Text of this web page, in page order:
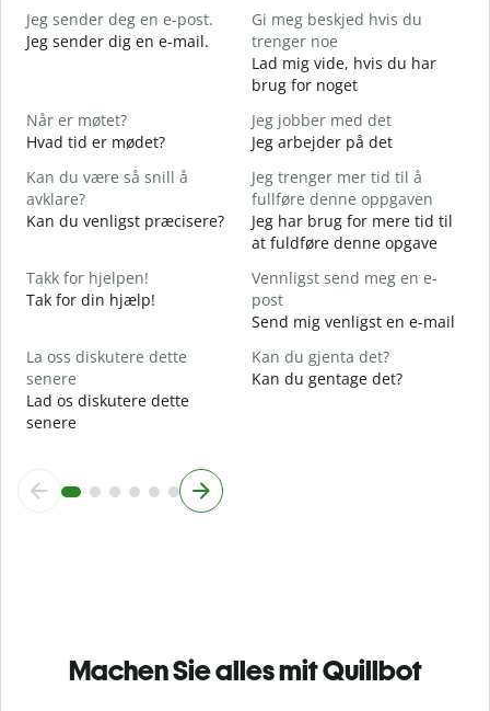
Jeg sender deg en e-post.
Jeg sender dig en e-mail.
Gi meg beskjed hvis du
trenger noe
Lad mig vide, hvis du har
brug for noget
Når er møtet?
Hvad tid er mødet?
Jeg jobber med det
Jeg arbejder på det
Kan du være så snill å
avklare?
Kan du venligst præcisere?
Jeg trenger mer tid til å
fullføre denne oppgaven
Jeg har brug for mere tid til
at fuldføre denne opgave
Takk for hjelpen!
Tak for din hjælp!
Vennligst send meg en e-
post
Send mig venligst en e-mail
La oss diskutere dette
senere
Lad os diskutere dette
senere
Kan du gjenta det?
Kan du gentage det?
Machen Sie alles mit Quillbot